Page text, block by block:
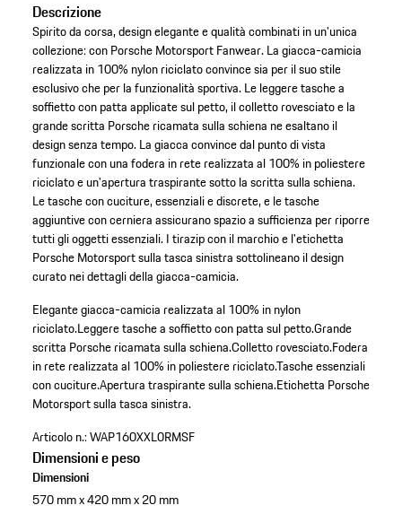
Descrizione
Spirito da corsa, design elegante e qualità combinati in un'unica
collezione: con Porsche Motorsport Fanwear. La giacca-camicia
realizzata in 100% nylon riciclato convince sia per il suo stile
esclusivo che per la funzionalità sportiva. Le leggere tasche a
soffietto con patta applicate sul petto, il colletto rovesciato e la
grande scritta Porsche ricamata sulla schiena ne esaltano il
design senza tempo. La giacca convince dal punto di vista
funzionale con una fodera in rete realizzata al 100% in poliestere
riciclato e un'apertura traspirante sotto la scritta sulla schiena.
Le tasche con cuciture, essenziali e discrete, e le tasche
aggiuntive con cerniera assicurano spazio a sufficienza per riporre
tutti gli oggetti essenziali. I tirazip con il marchio e l'etichetta
Porsche Motorsport sulla tasca sinistra sottolineano il design
curato nei dettagli della giacca-camicia.
Elegante giacca-camicia realizzata al 100% in nylon
riciclato.Leggere tasche a soffietto con patta sul petto.Grande
scritta Porsche ricamata sulla schiena.Colletto rovesciato.Fodera
in rete realizzata al 100% in poliestere riciclato.Tasche essenziali
con cuciture.Apertura traspirante sulla schiena.Etichetta Porsche
Motorsport sulla tasca sinistra.
Articolo n.:WAP160XXL0RMSF
Dimensioni e peso
Dimensioni
570 mm x 420 mm x 20 mm